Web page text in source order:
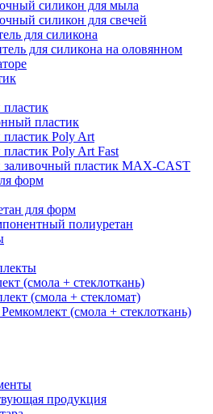
силикон для мыла
силикон для свечей
для силикона
для силикона на оловянном
пластик
Poly Art
Poly Art Fast
пластик MAX-CAST
форм
для форм
полиуретан
(смола + стеклоткань)
(смола + стекломат)
(смола + стеклоткань)
продукция